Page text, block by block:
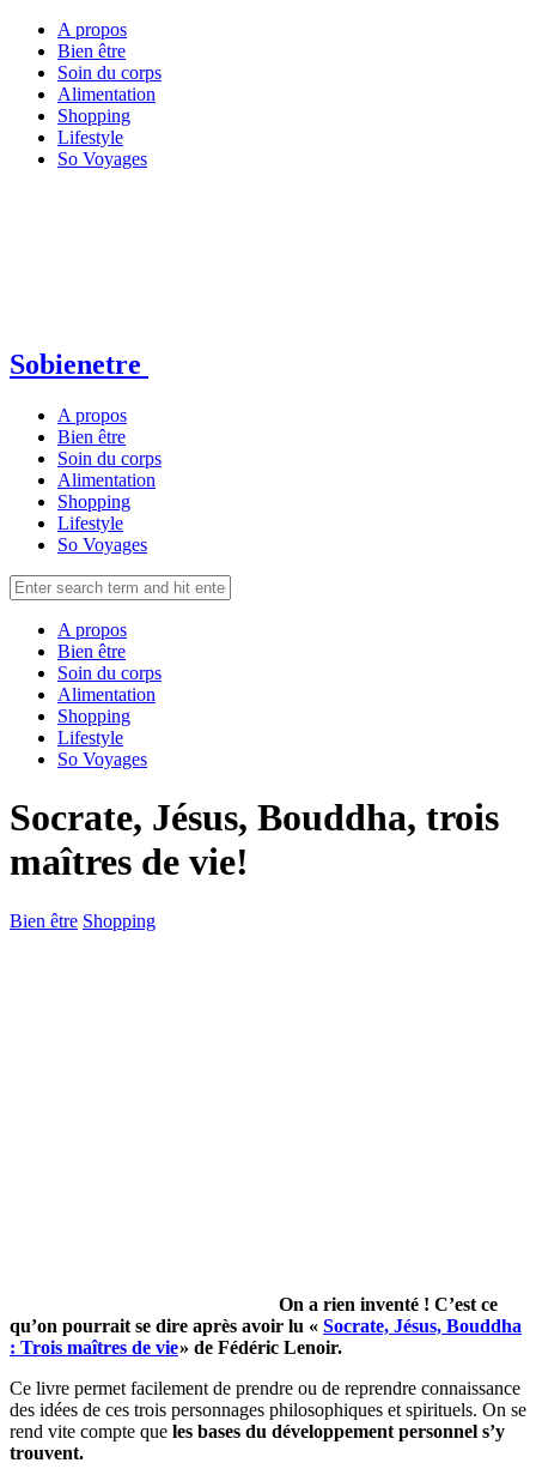
A propos
Bien être
Soin du corps
Alimentation
Shopping
Lifestyle
So Voyages
Sobienetre
A propos
Bien être
Soin du corps
Alimentation
Shopping
Lifestyle
So Voyages
A propos
Bien être
Soin du corps
Alimentation
Shopping
Lifestyle
So Voyages
Socrate, Jésus, Bouddha, trois
maîtres de vie!
Bien être Shopping
On a rien inventé ! C’est ce
qu’on pourrait se dire après avoir lu « Socrate, Jésus, Bouddha
: Trois maîtres de vie» de Fédéric Lenoir.
Ce livre permet facilement de prendre ou de reprendre connaissance
des idées de ces trois personnages philosophiques et spirituels. On se
rend vite compte que les bases du développement personnel s’y
trouvent.